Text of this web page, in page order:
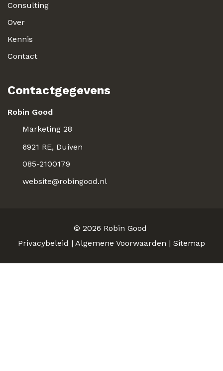
Consulting
Over
Kennis
Contact
Contactgegevens
Robin Good
Marketing 28
6921 RE, Duiven
085-2100179
website@robingood.nl
© 2026 Robin Good
Privacybeleid | Algemene Voorwaarden | Sitemap